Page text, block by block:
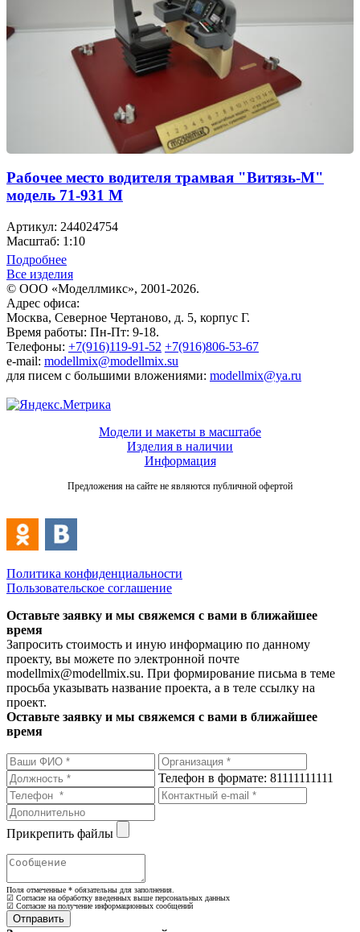
Рабочее место водителя трамвая "Витязь-М"
модель 71-931 М
Артикул: 244024754
Масштаб: 1:10
Подробнее
Все изделия
© ООО «Моделлмикс», 2001-2026.
Адрес офиса:
Москва, Северное Чертаново, д. 5, корпус Г.
Время работы: Пн-Пт: 9-18.
Телефоны: +7(916)119-91-52 +7(916)806-53-67
e-mail: modellmix@modellmix.su
для писем с большими вложениями: modellmix@ya.ru
Модели и макеты в масштабе
Изделия в наличии
Информация
Предложения на сайте не являются публичной офертой
Политика конфиденциальности
Пользовательское соглашение
Оставьте заявку и мы свяжемся с вами в ближайшее
время
Запросить стоимость и иную информацию по данному
проекту, вы можете по электронной почте
modellmix@modellmix.su. При формирование письма в теме
просьба указывать название проекта, а в теле ссылку на
проект.
Оставьте заявку и мы свяжемся с вами в ближайшее
время
Телефон в формате: 81111111111
Прикрепить файлы
Поля отмеченные * обязательны для заполнения.
☑ Согласие на обработку введенных выше персональных данных
☑ Согласие на получение информационных сообщений